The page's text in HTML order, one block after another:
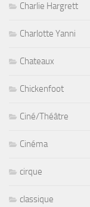
Charlie Hargrett
Charlotte Yanni
Chateaux
Chickenfoot
Ciné/Théâtre
Cinéma
cirque
classique